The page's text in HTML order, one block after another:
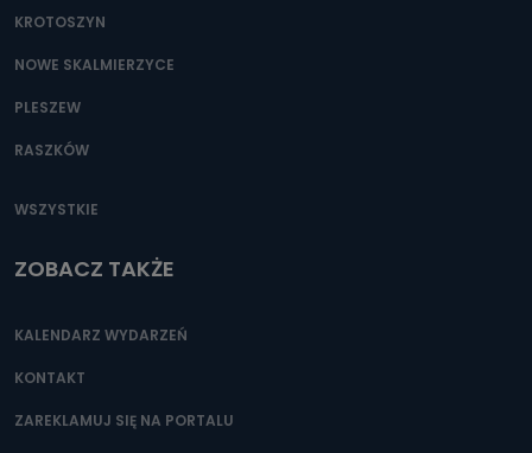
KROTOSZYN
NOWE SKALMIERZYCE
PLESZEW
RASZKÓW
WSZYSTKIE
ZOBACZ TAKŻE
KALENDARZ WYDARZEŃ
KONTAKT
ZAREKLAMUJ SIĘ NA PORTALU